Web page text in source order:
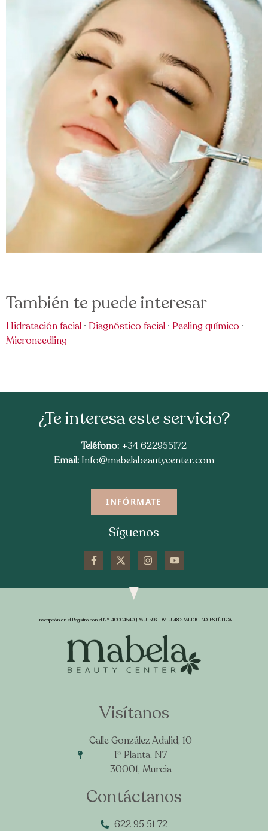
También te puede interesar
Hidratación facial · Diagnóstico facial · Peeling químico ·
Microneedling
¿Te interesa este servicio?
Teléfono: +34 622955172
Email: Info@mabelabeautycenter.com
INFÓRMATE
Síguenos
Inscripción en el Registro con el Nº. 40004540 | MU-396-DV, U.48.2 MEDICINA ESTÉTICA
Visítanos
Calle González Adalid, 10
1ª Planta, N7
30001, Murcia
Contáctanos
622 95 51 72